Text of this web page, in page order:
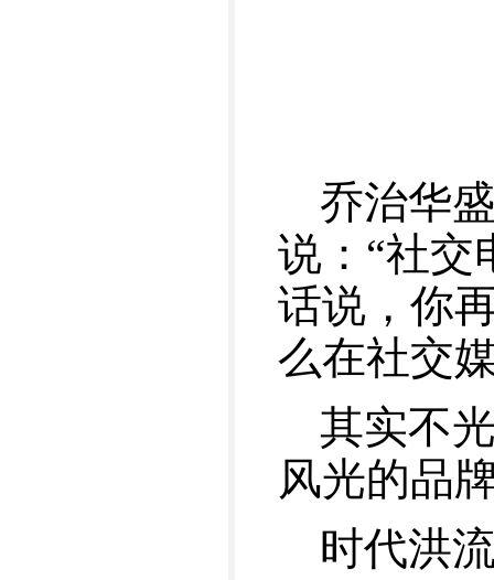
乔治华
说：“社交
话说，你
么在社交
其实不
风光的品
时代洪